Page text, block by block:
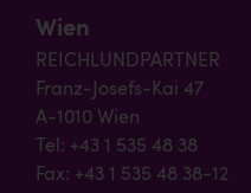
Wien
REICHLUNDPARTNER
Franz-Josefs-Kai 47
A-1010 Wien
Tel: +43 1 535 48 38
Fax: +43 1 535 48 38-12